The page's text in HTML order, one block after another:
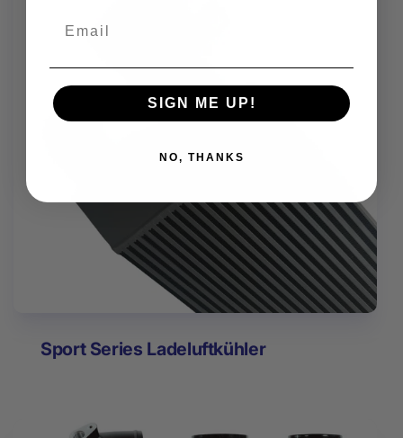
Sport Series Ladeluftkühler
SIGN ME UP!
NO, THANKS